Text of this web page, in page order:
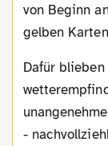
von Beginn
gelben
Dafür blieben zwei bekanntermaßen
-